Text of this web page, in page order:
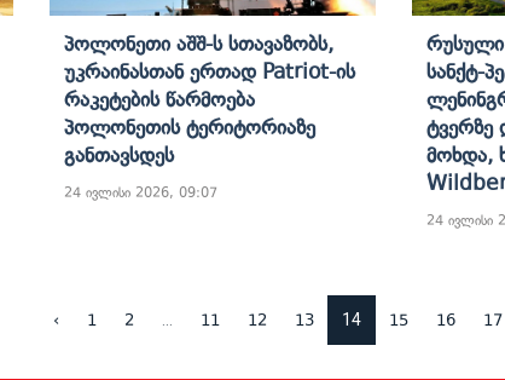
Პოლონეთი Აშშ-Ს Სთავაზობს,
Უკრაინასთან Ერთად Patriot-Ის
Რაკეტების Წარმოება
Პოლონეთის Ტერიტორიაზე
Განთავსდეს
24 ივლისი 2026, 09:07
Რუსული
Სანქტ-
Ტვერზე
Მოხდა,
24 ივლისი
‹ 1 2 11 12 13 14 15 16 17